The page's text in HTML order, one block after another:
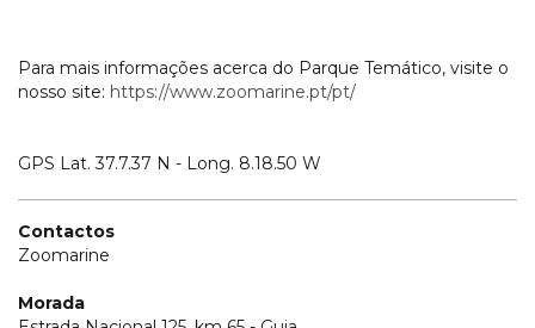
Para mais informações acerca do Parque Temático, visite o
nosso site: https://www.zoomarine.pt/pt/
GPS Lat. 37.7.37 N - Long. 8.18.50 W
Contactos
Zoomarine
Morada